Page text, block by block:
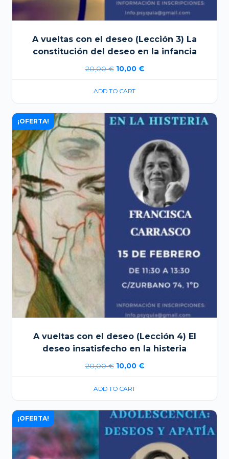
A vueltas con el deseo (Lección 3) La
constitución del deseo en la infancia
20,00€ El
precio
original
20,00 €.
10,00 €El
precio
10,00 €.
ADD TO CART
¡OFERTA!
A vueltas con el deseo (Lección 4) El
deseo insatisfecho en la histeria
20,00€ El
precio
original
20,00 €.
10,00 €El
precio
10,00 €.
ADD TO CART
¡OFERTA!